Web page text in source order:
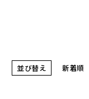
並び替え 新着順